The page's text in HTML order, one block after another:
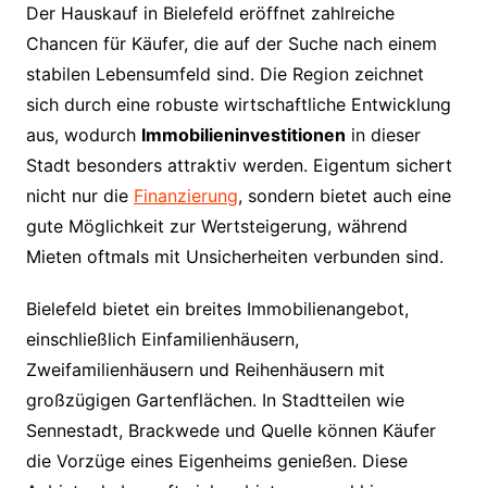
Der Hauskauf in Bielefeld eröffnet zahlreiche
Chancen für Käufer, die auf der Suche nach einem
stabilen Lebensumfeld sind. Die Region zeichnet
sich durch eine robuste wirtschaftliche Entwicklung
aus, wodurch Immobilieninvestitionen in dieser
Stadt besonders attraktiv werden. Eigentum sichert
nicht nur die Finanzierung, sondern bietet auch eine
gute Möglichkeit zur Wertsteigerung, während
Mieten oftmals mit Unsicherheiten verbunden sind.
Bielefeld bietet ein breites Immobilienangebot,
einschließlich Einfamilienhäusern,
Zweifamilienhäusern und Reihenhäusern mit
großzügigen Gartenflächen. In Stadtteilen wie
Sennestadt, Brackwede und Quelle können Käufer
die Vorzüge eines Eigenheims genießen. Diese